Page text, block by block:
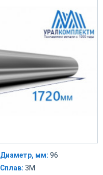
Диаметр, мм: 96
Сплав: 3М